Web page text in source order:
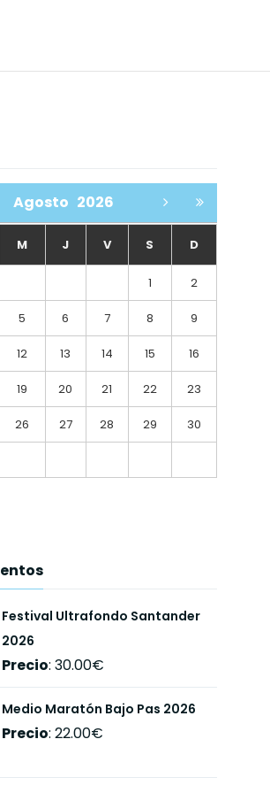
Agosto 2026
M J V S D
1 2
5 6 7 8 9
12 13 14 15 16
19 20 21 22 23
26 27 28 29 30
Festival Ultrafondo Santander
2026
Precio: 30.00€
Medio Maratón Bajo Pas 2026
Precio: 22.00€